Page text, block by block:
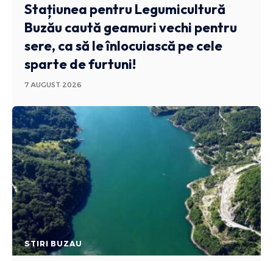
Stațiunea pentru Legumicultură
Buzău caută geamuri vechi pentru
sere, ca să le înlocuiască pe cele
sparte de furtuni!
7 AUGUST 2026
STIRI BUZAU